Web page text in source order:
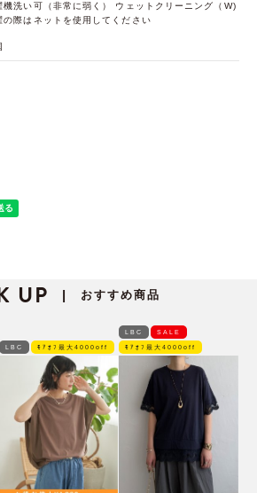
機洗い可（非常に弱く） ウェットクリーニング（W)
の際はネットを使用してください
UP | おすすめ商品
LBC ﾓｱｵﾌ最大4000off
LBC SALE
ﾓｱｵﾌ最大4000off